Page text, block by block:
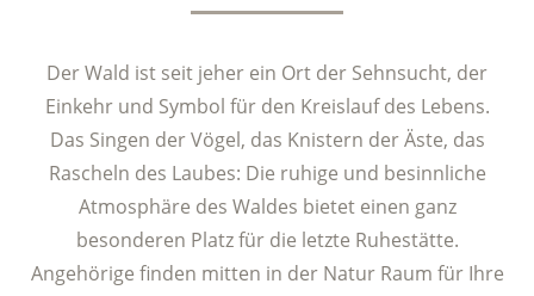
Der Wald ist seit jeher ein Ort der Sehnsucht, der
Einkehr und Symbol für den Kreislauf des Lebens.
Das Singen der Vögel, das Knistern der Äste, das
Rascheln des Laubes: Die ruhige und besinnliche
Atmosphäre des Waldes bietet einen ganz
besonderen Platz für die letzte Ruhestätte.
Angehörige finden mitten in der Natur Raum für Ihre